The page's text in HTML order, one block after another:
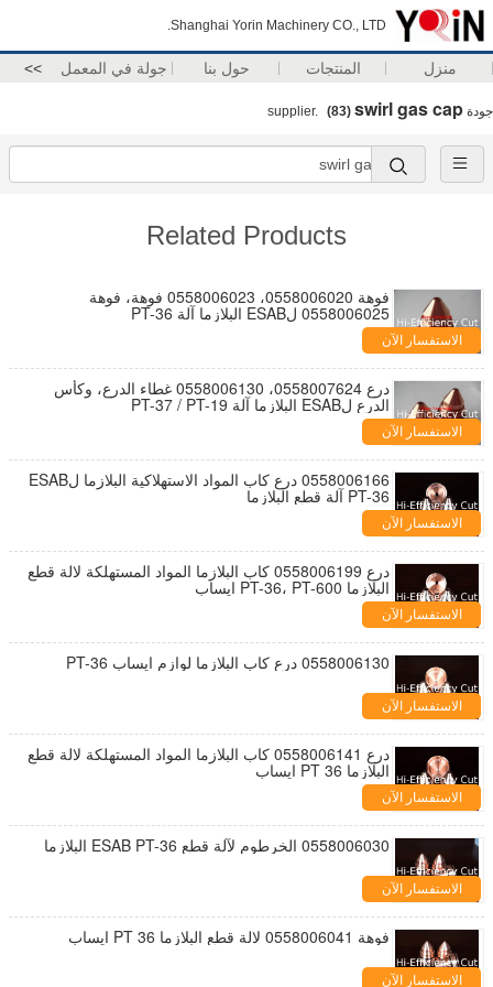
Shanghai Yorin Machinery CO., LTD.
منزل المنتجات حول بنا جولة في المعمل >>
جودة swirl gas cap
(83)
Related Products
فوهة 0558006020، 0558006023 فوهة، فوهة
0558006025 لESAB البلازما آلة PT-36
الاستفسار الآن
درع 0558007624، 0558006130 غطاء الدرع، وكأس
الدرع لESAB البلازما آلة PT-37 / PT-19
الاستفسار الآن
0558006166 درع كاب المواد الاستهلاكية البلازما لESAB
PT-36 آلة قطع البلازما
الاستفسار الآن
درع 0558006199 كاب البلازما المواد المستهلكة لالة قطع
البلازما PT-36، PT-600 ايساب
الاستفسار الآن
0558006130 درع كاب البلازما لوازم ايساب PT-36
الاستفسار الآن
درع 0558006141 كاب البلازما المواد المستهلكة لالة قطع
البلازما PT 36 ايساب
الاستفسار الآن
0558006030 الخرطوم لآلة قطع ESAB PT-36 البلازما
الاستفسار الآن
فوهة 0558006041 لالة قطع البلازما PT 36 ايساب
الاستفسار الآن